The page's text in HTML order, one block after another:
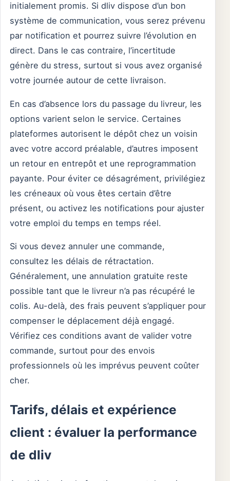
initialement promis. Si dliv dispose d’un bon
système de communication, vous serez prévenu
par notification et pourrez suivre l’évolution en
direct. Dans le cas contraire, l’incertitude
génère du stress, surtout si vous avez organisé
votre journée autour de cette livraison.
En cas d’absence lors du passage du livreur, les
options varient selon le service. Certaines
plateformes autorisent le dépôt chez un voisin
avec votre accord préalable, d’autres imposent
un retour en entrepôt et une reprogrammation
payante. Pour éviter ce désagrément, privilégiez
les créneaux où vous êtes certain d’être
présent, ou activez les notifications pour ajuster
votre emploi du temps en temps réel.
Si vous devez annuler une commande,
consultez les délais de rétractation.
Généralement, une annulation gratuite reste
possible tant que le livreur n’a pas récupéré le
colis. Au-delà, des frais peuvent s’appliquer pour
compenser le déplacement déjà engagé.
Vérifiez ces conditions avant de valider votre
commande, surtout pour des envois
professionnels où les imprévus peuvent coûter
cher.
Tarifs, délais et expérience
client : évaluer la performance
de dliv